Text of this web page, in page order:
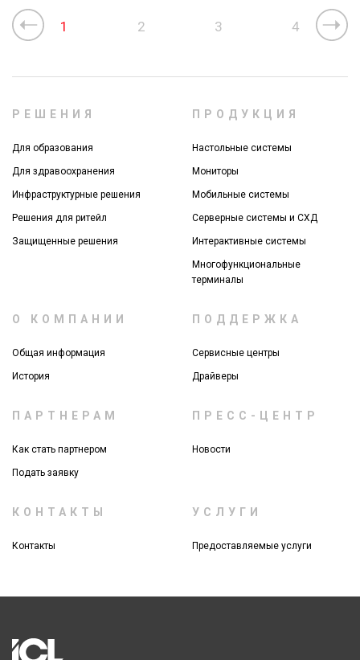
1 2 3 4
РЕШЕНИЯ
Для образования
Для здравоохранения
Инфраструктурные решения
Решения для ритейл
Защищенные решения
ПРОДУКЦИЯ
Настольные системы
Мониторы
Мобильные системы
Серверные системы и СХД
Интерактивные системы
Многофункциональные
терминалы
О КОМПАНИИ
Общая информация
История
ПОДДЕРЖКА
Сервисные центры
Драйверы
ПАРТНЕРАМ
Как стать партнером
Подать заявку
ПРЕСС-ЦЕНТР
Новости
КОНТАКТЫ
Контакты
УСЛУГИ
Предоставляемые услуги